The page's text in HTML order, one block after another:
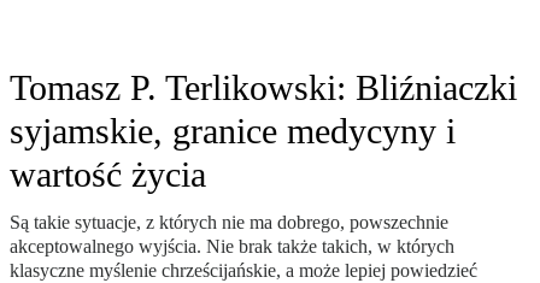
Tomasz P. Terlikowski: Bliźniaczki
syjamskie, granice medycyny i
wartość życia
Są takie sytuacje, z których nie ma dobrego, powszechnie
akceptowalnego wyjścia. Nie brak także takich, w których
klasyczne myślenie chrześcijańskie, a może lepiej powiedzieć